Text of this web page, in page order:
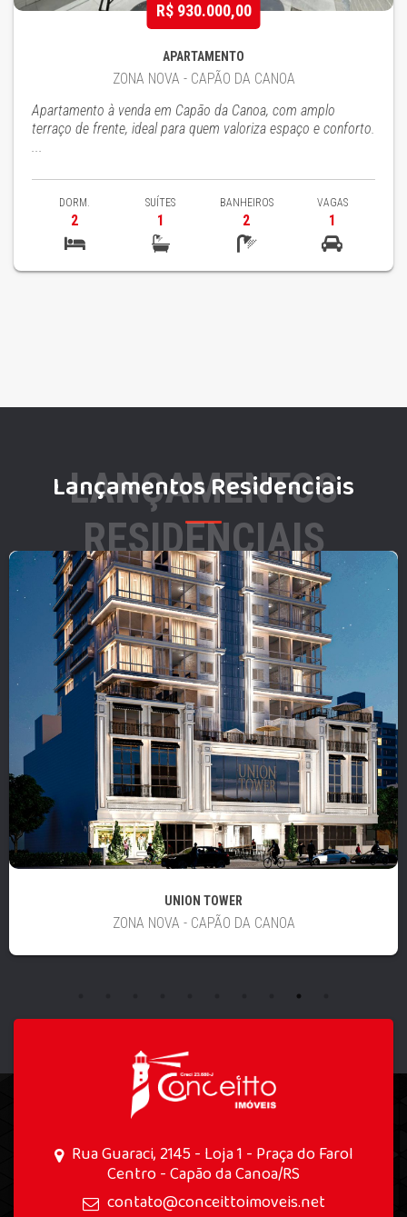
R$ 930.000,00
APARTAMENTO
ZONA NOVA - CAPÃO DA CANOA
Apartamento à venda em Capão da Canoa, com amplo
terraço de frente, ideal para quem valoriza espaço e conforto.
...
DORM.
2
SUÍTES
1
BANHEIROS
2
VAGAS
1
Lançamentos Residenciais
LANÇAMENTOS
RESIDENCIAIS
UNION TOWER
ZONA NOVA - CAPÃO DA CANOA
Rua Guaraci, 2145 - Loja 1 - Praça do Farol
Centro - Capão da Canoa/RS
contato@conceittoimoveis.net